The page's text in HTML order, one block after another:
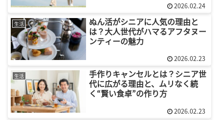
2026.02.24
生活
ぬん活がシニアに人気の理由と
は？大人世代がハマるアフタヌー
ンティーの魅力
2026.02.23
生活
手作りキャンセルとは？シニア世
代に広がる理由と、ムリなく続
く“賢い食卓”の作り方
2026.02.23